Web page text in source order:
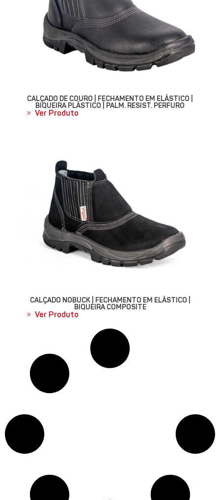
CALÇADO DE COURO | FECHAMENTO EM ELÁSTICO |
BIQUEIRA PLÁSTICO | PALM. RESIST. PERFURO
Ver Produto
CALÇADO NOBUCK | FECHAMENTO EM ELÁSTICO |
BIQUEIRA COMPOSITE
Ver Produto